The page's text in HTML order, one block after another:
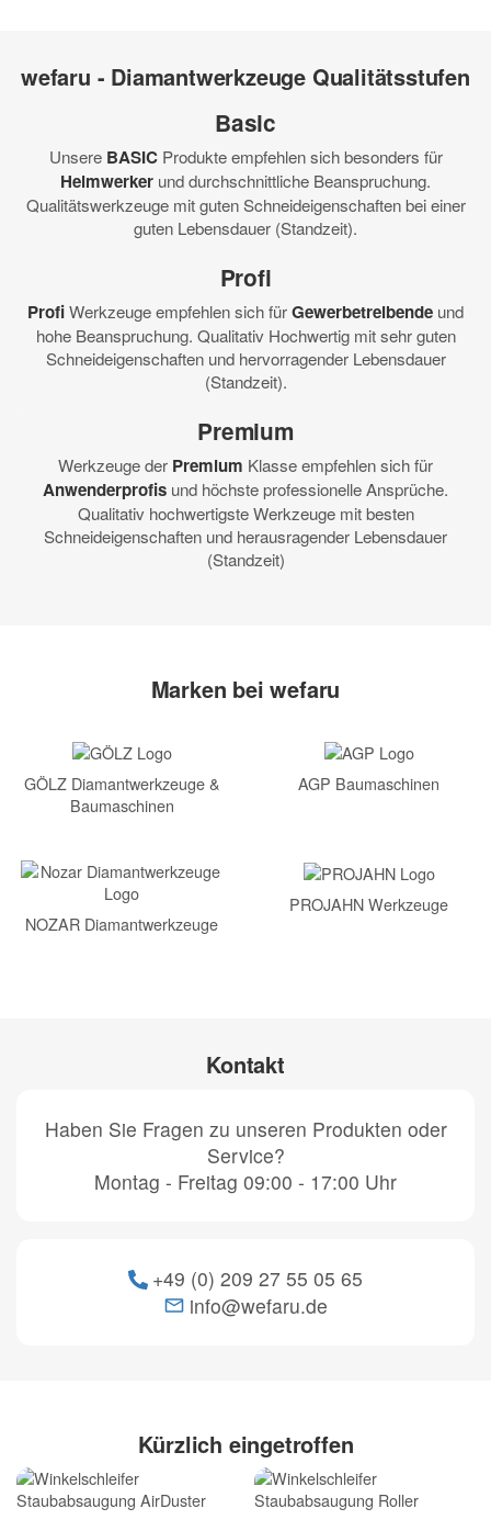
wefaru - Diamantwerkzeuge Qualitätsstufen
Basic
Unsere BASICProdukte empfehlen sich besonders für
Heimwerker und durchschnittliche Beanspruchung.
Qualitätswerkzeuge mit guten Schneideigenschaften bei einer
guten Lebensdauer (Standzeit).
Profi
ProfiWerkzeuge empfehlen sich fürGewerbetreibende und
hohe Beanspruchung. Qualitativ Hochwertig mit sehr guten
Schneideigenschaften und hervorragender Lebensdauer
(Standzeit).
Premium
Werkzeuge der Premium Klasse empfehlen sich für
Anwenderprofis und höchste professionelle Ansprüche.
Qualitativ hochwertigste Werkzeuge mit besten
Schneideigenschaften und herausragender Lebensdauer
(Standzeit)
Marken bei wefaru
GÖLZ Diamantwerkzeuge &
Baumaschinen
AGP Baumaschinen
NOZAR Diamantwerkzeuge
PROJAHN Werkzeuge
Kontakt
Haben Sie Fragen zu unseren Produkten oder
Service?
Montag - Freitag 09:00 - 17:00 Uhr
+49 (0) 209 27 55 05 65
info@wefaru.de
Kürzlich eingetroffen